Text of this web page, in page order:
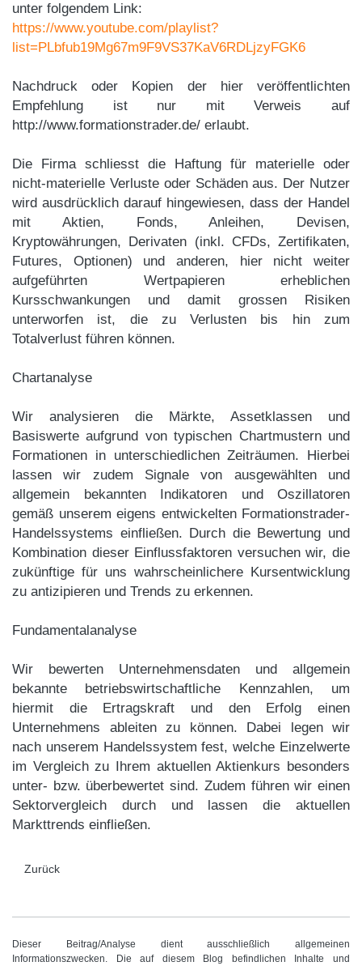
unter folgendem Link:
https://www.youtube.com/playlist?
list=PLbfub19Mg67m9F9VS37KaV6RDLjzyFGK6
Nachdruck oder Kopien der hier veröffentlichten
Empfehlung ist nur mit Verweis auf
http://www.formationstrader.de/ erlaubt.
Die Firma schliesst die Haftung für materielle oder
nicht-materielle Verluste oder Schäden aus. Der Nutzer
wird ausdrücklich darauf hingewiesen, dass der Handel
mit Aktien, Fonds, Anleihen, Devisen,
Kryptowährungen, Derivaten (inkl. CFDs, Zertifikaten,
Futures, Optionen) und anderen, hier nicht weiter
aufgeführten Wertpapieren erheblichen
Kursschwankungen und damit grossen Risiken
unterworfen ist, die zu Verlusten bis hin zum
Totalverlust führen können.
Chartanalyse
Wir analysieren die Märkte, Assetklassen und
Basiswerte aufgrund von typischen Chartmustern und
Formationen in unterschiedlichen Zeiträumen. Hierbei
lassen wir zudem Signale von ausgewählten und
allgemein bekannten Indikatoren und Oszillatoren
gemäß unserem eigens entwickelten Formationstrader-
Handelssystems einfließen. Durch die Bewertung und
Kombination dieser Einflussfaktoren versuchen wir, die
zukünftige für uns wahrscheinlichere Kursentwicklung
zu antizipieren und Trends zu erkennen.
Fundamentalanalyse
Wir bewerten Unternehmensdaten und allgemein
bekannte betriebswirtschaftliche Kennzahlen, um
hiermit die Ertragskraft und den Erfolg einen
Unternehmens ableiten zu können. Dabei legen wir
nach unserem Handelssystem fest, welche Einzelwerte
im Vergleich zu Ihrem aktuellen Aktienkurs besonders
unter- bzw. überbewertet sind. Zudem führen wir einen
Sektorvergleich durch und lassen die aktuellen
Markttrends einfließen.
Zurück
Dieser Beitrag/Analyse dient ausschließlich allgemeinen
Informationszwecken. Die auf diesem Blog befindlichen Inhalte und